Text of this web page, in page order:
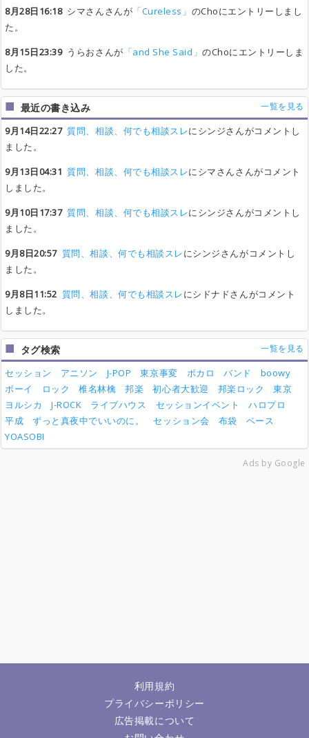
8月28日16:18シマさんさんが 「Cureless」 のChoにエントリーしまし
た。
8月15日23:39うらおさんが 「and She Said」のChoにエントリーしま
した。
最近の書き込み 一覧を見る
9月14日22:27 質問、相談、何でも相談スレにシンジさんがコメントし
ました。
9月13日04:31 質問、相談、何でも相談スレにシマさんさんがコメント
しました。
9月10日17:37 質問、相談、何でも相談スレにシンジさんがコメントし
ました。
9月8日20:57 質問、相談、何でも相談スレにシンジさんがコメントし
ました。
9月8日11:52 質問、相談、何でも相談スレにシドナドさんがコメント
しました。
タグ検索 一覧を見る
セッション アニソン J-POP 東京事変 ボカロ バンド
boowy
ボーイ
ロック 椎名林檎 邦楽 初心者大歓迎 邦楽ロック
東京
ヨルシカ
J-ROCK ライブハウス セッションイベント
ハロプロ
平成
ずっと真夜中でいいのに。 セッション会 布袋
ベース
YOASOBI
Ads by Google
利用規約
プライバシーポリシー
広告掲載について